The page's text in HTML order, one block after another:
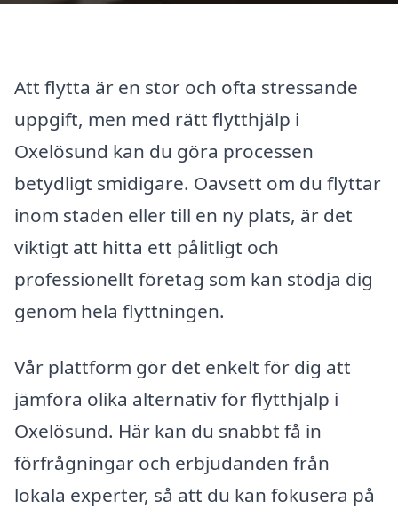
Att flytta är en stor och ofta stressande
uppgift, men med rätt flytthjälp i
Oxelösund kan du göra processen
betydligt smidigare. Oavsett om du flyttar
inom staden eller till en ny plats, är det
viktigt att hitta ett pålitligt och
professionellt företag som kan stödja dig
genom hela flyttningen.
Vår plattform gör det enkelt för dig att
jämföra olika alternativ för flytthjälp i
Oxelösund. Här kan du snabbt få in
förfrågningar och erbjudanden från
lokala experter, så att du kan fokusera på